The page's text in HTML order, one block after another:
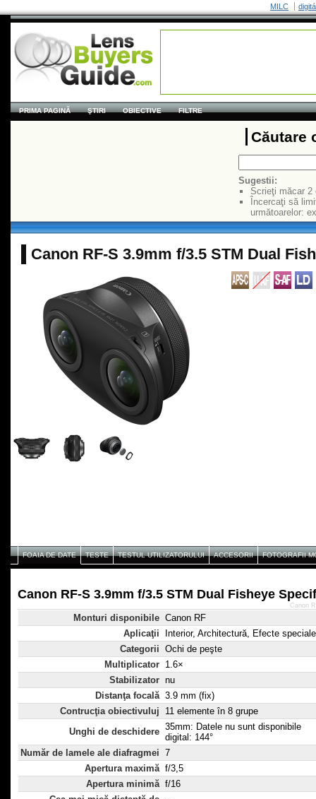
MILC
PRIMA PAGINĂ ŞTIRI OBIECTIVE FILTRE
Căutare
Sugestii:
Scrieţi măcar 2
Încercaţi să
următoarelor:
Canon RF-S 3.9mm f/3.5 STM Dual
FOAIA DE DATE TESTE TESTUL UTILIZATORULUI ACCESORII FOTOGRAFII
Canon RF-S 3.9mm f/3.5 STM Dual Fisheye
Monturi disponibile Canon RF
Aplicaţii
Interior, Architectură, Efecte speciale
Categorii Ochi de peşte
Multiplicator 1.6×
Stabilizator nu
Distanţa focală 3.9 mm (fix)
Contrucţia obiectivuluj
11 elemente în 8 grupe
Unghi de deschidere 35mm: Datele nu sunt disponibile
digital: 144°
Număr de lamele ale diafragmei 7
Apertura maximă f/3,5
Apertura minimă f/16
Canon